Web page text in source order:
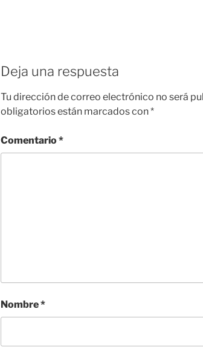
Deja una respuesta
Tu dirección de correo electrónico no será
obligatorios están marcados con*
Comentario*
Nombre*